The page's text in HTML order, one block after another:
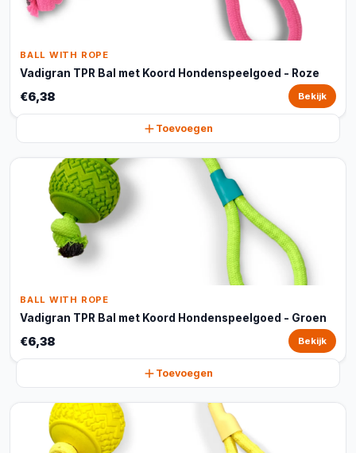
BALL WITH ROPE
Vadigran TPR Bal met Koord Hondenspeelgoed - Roze
€6,38 Bekijk
Toevoegen
BALL WITH ROPE
Vadigran TPR Bal met Koord Hondenspeelgoed - Groen
€6,38 Bekijk
Toevoegen